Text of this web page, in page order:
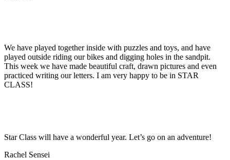
We have played together inside with puzzles and toys, and have
played outside riding our bikes and digging holes in the sandpit.
This week we have made beautiful craft, drawn pictures and even
practiced writing our letters. I am very happy to be in STAR
CLASS!
Star Class will have a wonderful year. Let’s go on an adventure!
Rachel Sensei